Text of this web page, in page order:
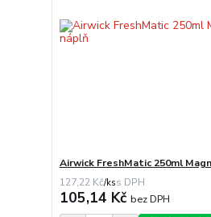
Airwick FreshMatic 250ml
127,22 Kč/ks
105,14 Kč bez DPH